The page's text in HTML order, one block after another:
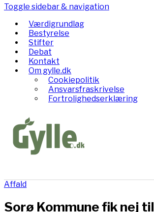
Toggle sidebar & navigation
Værdigrundlag
Bestyrelse
Stifter
Debat
Kontakt
Om gylle.dk
Cookiepolitik
Ansvarsfraskrivelse
Fortrolighedserklæring
Affald
Sorø Kommune fik nej til